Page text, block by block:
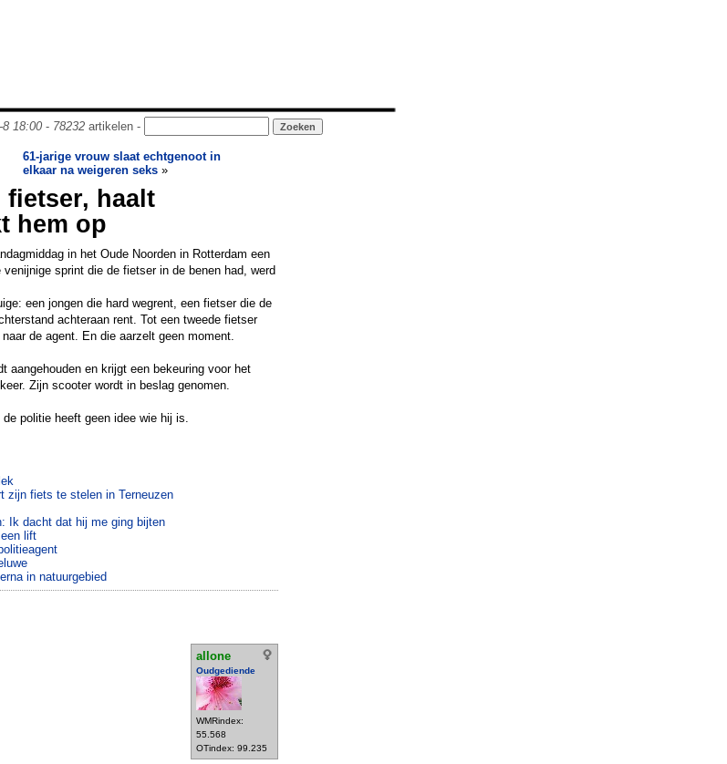
8 18:00- 78232artikelen -
61-jarige vrouw slaat echtgenoot in
elkaar na weigeren seks »
haalt
hem op
in het Oude Noorden in Rotterdam een
sprint die de fietser in de benen had, werd
een jongen die hard wegrent, een fietser die de
achteraan rent. Tot een tweede fietser
de agent. En die aarzelt geen moment.
aangehouden en krijgt een bekeuring voor het
Zijn scooter wordt in beslag genomen.
politie heeft geen idee wie hij is.
zijn fiets te stelen in Terneuzen
Ik dacht dat hij me ging bijten
lift
in natuurgebied
allone
Oudgediende
WMRindex:
55.568
OTindex: 99.235